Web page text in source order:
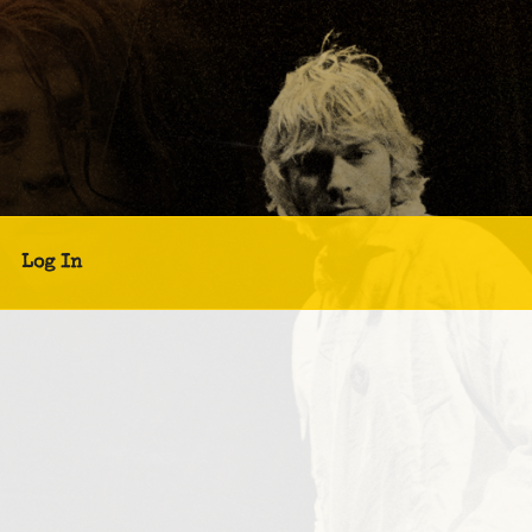
Log In